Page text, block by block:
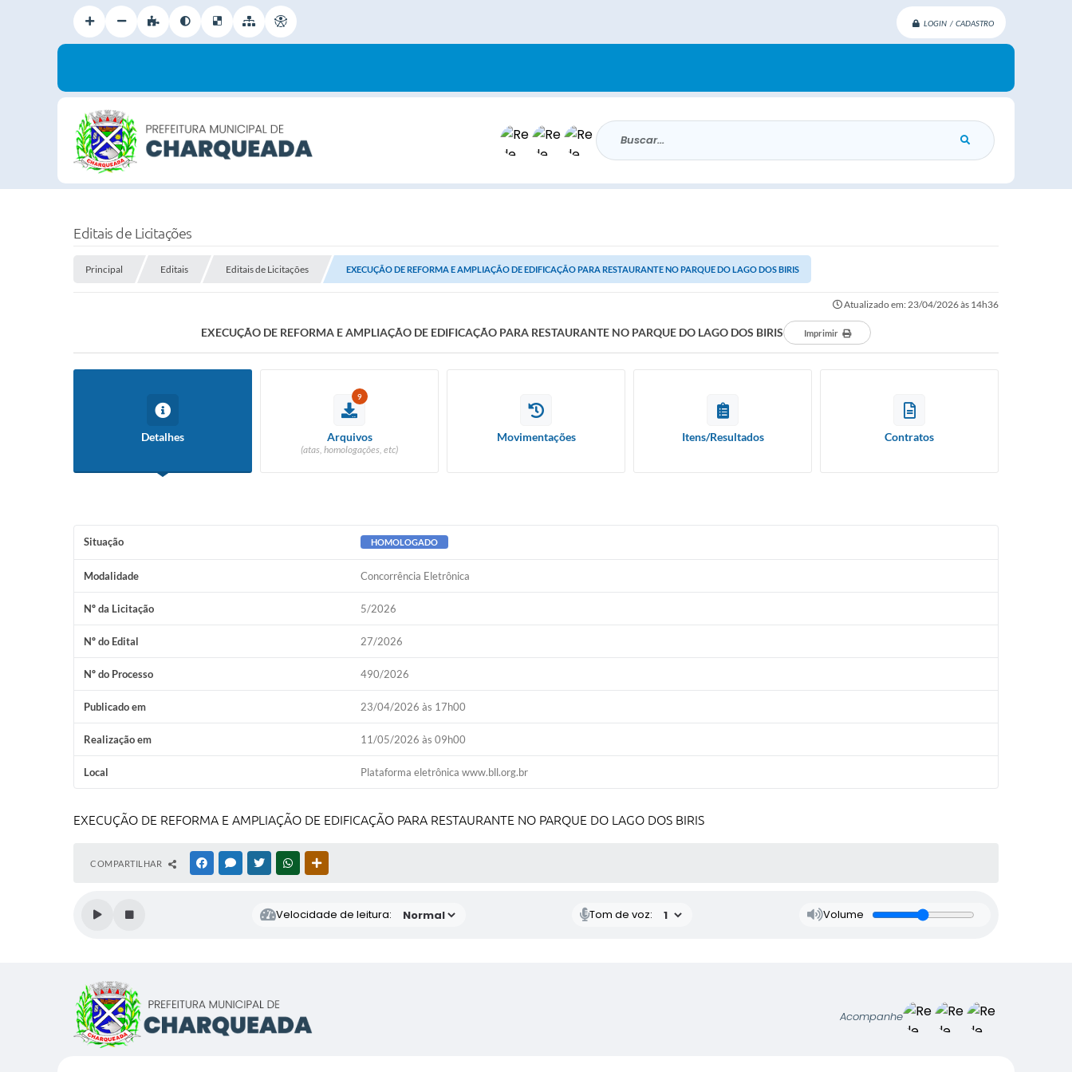
LOGIN / CADASTRO
Buscar...
Editais de Licitações
Principal Editais Editais de Licitações EXECUÇÃO DE REFORMA E AMPLIAÇÃO DE EDIFICAÇÃO PARA RESTAURANTE NO PARQUE DO LAGO DOS BIRIS
Atualizado em: 23/04/2026 às 14h36
EXECUÇÃO DE REFORMA E AMPLIAÇÃO DE EDIFICAÇÃO PARA RESTAURANTE NO PARQUE DO LAGO DOS BIRIS Imprimir
Detalhes
9
Arquivos
(atas, homologações, etc)
Movimentações Itens/Resultados Contratos
Situação HOMOLOGADO
Modalidade Concorrência Eletrônica
Nº da Licitação 5/2026
Nº do Edital 27/2026
Nº do Processo 490/2026
Publicado em 23/04/2026 às 17h00
Realização em 11/05/2026 às 09h00
Local Plataforma eletrônica www.bll.org.br
EXECUÇÃO DE REFORMA E AMPLIAÇÃO DE EDIFICAÇÃO PARA RESTAURANTE NO PARQUE DO LAGO DOS BIRIS
COMPARTILHAR FACEBOOKMESSENGER
TWITTERWHATSAPP
Velocidade de leitura: Tom de voz: Volume
Acompanhe